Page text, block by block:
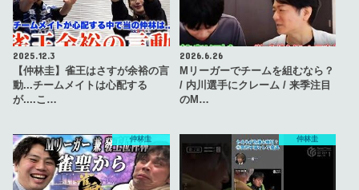
2025.12.3
【仲林圭】雀王はさすが余裕の言
動...チームメイトは心配する
が....こ…
2026.6.26
Mリーガーでチームを組むなら？
/ 内川選手にクレーム / 来季注目
のM…
仲林圭 仲林圭